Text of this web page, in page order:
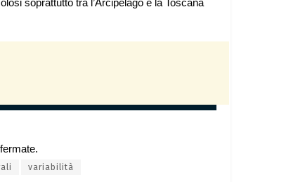
soprattutto tra l’Arcipelago e la Toscana
variabilità